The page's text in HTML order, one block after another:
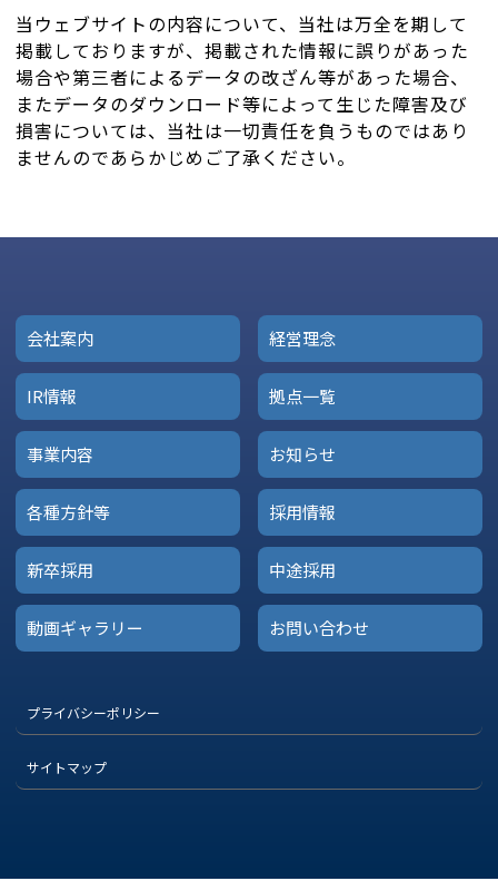
当ウェブサイトの内容について、当社は万全を期して
掲載しておりますが、掲載された情報に誤りがあった
場合や第三者によるデータの改ざん等があった場合、
またデータのダウンロード等によって生じた障害及び
損害については、当社は一切責任を負うものではあり
ませんのであらかじめご了承ください。
会社案内 経営理念
IR情報 拠点一覧
事業内容 お知らせ
各種方針等 採用情報
新卒採用 中途採用
動画ギャラリー お問い合わせ
プライバシーポリシー
サイトマップ